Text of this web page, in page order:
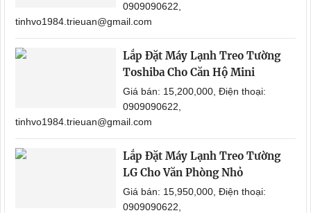
0909090622,
tinhvo1984.trieuan@gmail.com
Lắp Đặt Máy Lạnh Treo Tường
Toshiba Cho Căn Hộ Mini
Giá bán: 15,200,000, Điện thoại:
0909090622,
tinhvo1984.trieuan@gmail.com
Lắp Đặt Máy Lạnh Treo Tường
LG Cho Văn Phòng Nhỏ
Giá bán: 15,950,000, Điện thoại:
0909090622,